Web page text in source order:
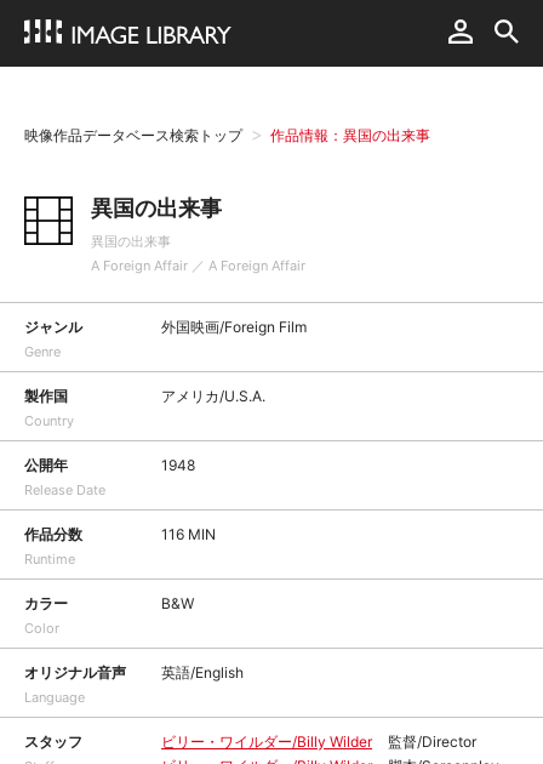
映像作品データベース検索トップ 作品情報：異国の出来事
異国の出来事
異国の出来事
A Foreign Affair ／ A Foreign Affair
ジャンル
Genre
外国映画/Foreign Film
製作国
Country
アメリカ/U.S.A.
公開年
Release Date
1948
作品分数
Runtime
116 MIN
カラー
Color
B&W
オリジナル音声
Language
英語/English
スタッフ ビリー・ワイルダー/Billy Wilder
監督/Director